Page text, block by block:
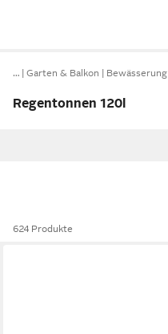
… Garten & Balkon Bewässerung
Regentonnen 120l
624 Produkte